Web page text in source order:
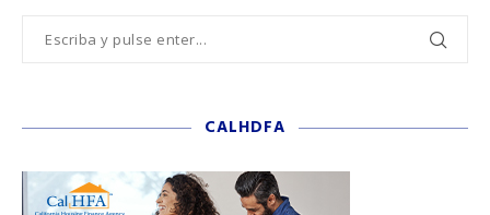
CALHDFA